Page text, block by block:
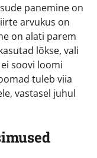
panemine on
arvukus on
on alati parem
lõkse, vali
soovi loomi
tuleb viia
vastasel juhul